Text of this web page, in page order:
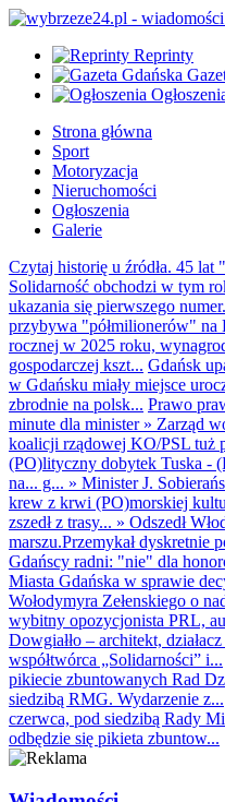
Reprinty
Strona główna
Sport
Motoryzacja
Nieruchomości
Ogłoszenia
Galerie
Czytaj historię u źródła. 45
Solidarność obchodzi w tym
ukazania się pierwszego
przybywa "półmilionerów" na
rocznej w 2025 roku,
gospodarczej kszt... Gdańsk
w Gdańsku miały miejsce
zbrodnie na polsk... Prawo
minute dla minister» Zarząd
koalicji rządowej KO/PSL tuż
(PO)lityczny dobytek Tuska -
na... g... » Minister J.
krew z krwi (PO)morskiej
zszedł z trasy... » Odszedł
marszu.Przemykał dyskretnie
Gdańscy radni: "nie" dla
Miasta Gdańska w sprawie
Wołodymyra Zełenskiego o
wybitny opozycjonista PRL,
Dowgiałło – architekt,
współtwórca „Solidarności” i...
pikiecie zbuntowanych Rad
siedzibą RMG. Wydarzenie z...
czerwca, pod siedzibą Rady
odbędzie się pikieta zbuntow...